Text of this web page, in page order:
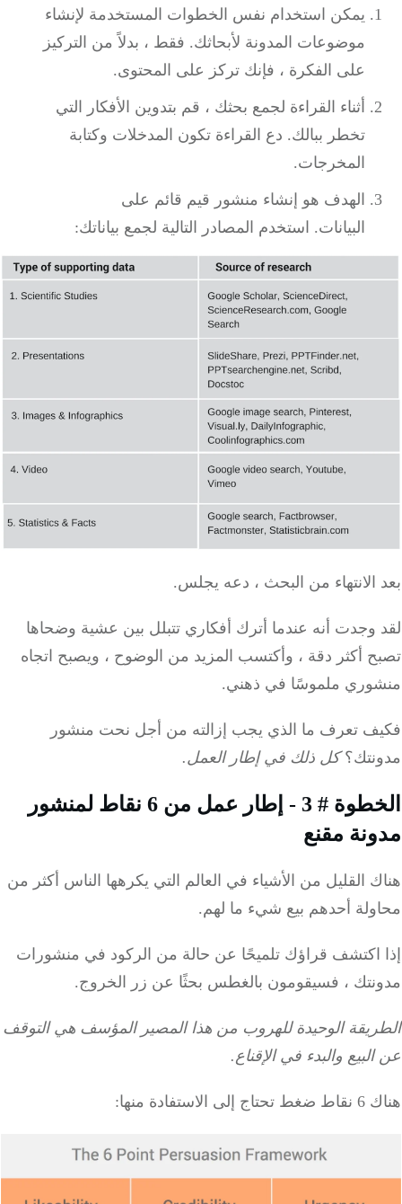
يمكن استخدام نفس الخطوات المستخدمة لإنشاء
موضوعات المدونة لأبحاثك.فقط ، بدلاً من التركيز
على الفكرة ، فإنك تركز على المحتوى.
أثناء القراءة لجمع بحثك ، قم بتدوين الأفكار التي
تخطر ببالك.دع القراءة تكون المدخلات وكتابة
المخرجات.
الهدف هو إنشاء منشور قيم قائم على
البيانات.استخدم المصادر التالية لجمع بياناتك:
الانتهاء من البحث ، دعه يجلس.
وجدت أنه عندما أترك أفكاري تتبلل بين عشية وضحاها
أكثر دقة ، وأكتسب المزيد من الوضوح ، ويصبح اتجاه
ملموسًا في ذهني.
تعرف ما الذي يجب إزالته من أجل نحت منشور
كل ذلك في إطار العمل.
الخطوة # 3 - إطار عمل من 6 نقاط لمنشور
مقنع
القليل من الأشياء في العالم التي يكرهها الناس أكثر من
أحدهم بيع شيء ما لهم.
اكتشف قراؤك تلميحًا عن حالة من الركود في منشورات
، فسيقومون بالغطس بحثًا عن زر الخروج.
الوحيدة للهروب من هذا المصير المؤسف هي التوقف
والبدء في الإقناع.
منها: